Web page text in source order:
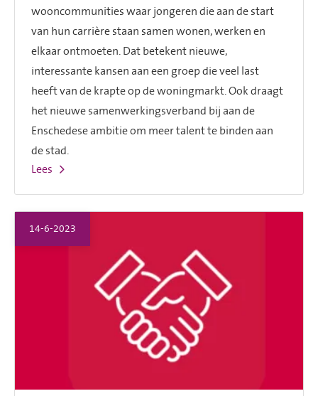
wooncommunities waar jongeren die aan de start
van hun carrière staan samen wonen, werken en
elkaar ontmoeten. Dat betekent nieuwe,
interessante kansen aan een groep die veel last
heeft van de krapte op de woningmarkt. Ook draagt
het nieuwe samenwerkingsverband bij aan de
Enschedese ambitie om meer talent te binden aan
de stad.
Lees
14-6-2023